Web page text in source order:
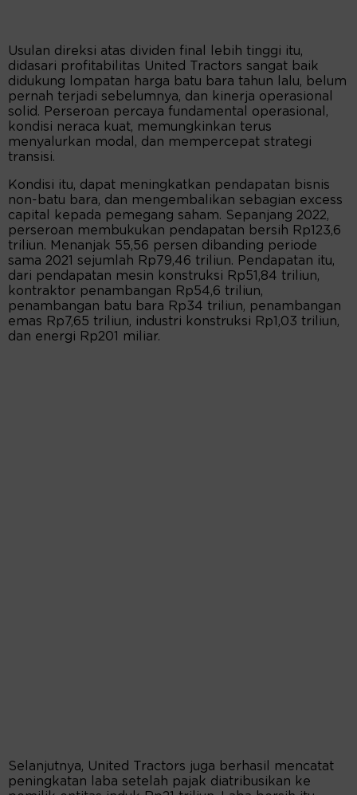
Usulan direksi atas dividen final lebih tinggi itu,
didasari profitabilitas United Tractors sangat baik
didukung lompatan harga batu bara tahun lalu, belum
pernah terjadi sebelumnya, dan kinerja operasional
solid. Perseroan percaya fundamental operasional,
kondisi neraca kuat, memungkinkan terus
menyalurkan modal, dan mempercepat strategi
transisi.
Kondisi itu, dapat meningkatkan pendapatan bisnis
non-batu bara, dan mengembalikan sebagian excess
capital kepada pemegang saham. Sepanjang 2022,
perseroan membukukan pendapatan bersih Rp123,6
triliun. Menanjak 55,56 persen dibanding periode
sama 2021 sejumlah Rp79,46 triliun. Pendapatan itu,
dari pendapatan mesin konstruksi Rp51,84 triliun,
kontraktor penambangan Rp54,6 triliun,
penambangan batu bara Rp34 triliun, penambangan
emas Rp7,65 triliun, industri konstruksi Rp1,03 triliun,
dan energi Rp201 miliar.
Selanjutnya, United Tractors juga berhasil mencatat
peningkatan laba setelah pajak diatribusikan ke